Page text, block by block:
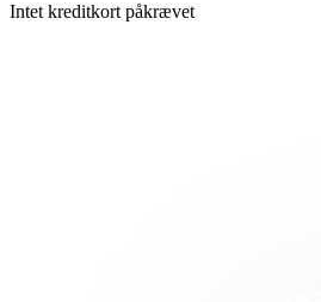
Intet kreditkort påkrævet